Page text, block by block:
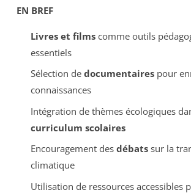
EN BREF
Livres et filmscomme outils
essentiels
Sélection de documentairespour
connaissances
Intégration de thèmes écologiques
curriculum scolaires
Encouragement des débatssur la
climatique
Utilisation de ressources accessibles